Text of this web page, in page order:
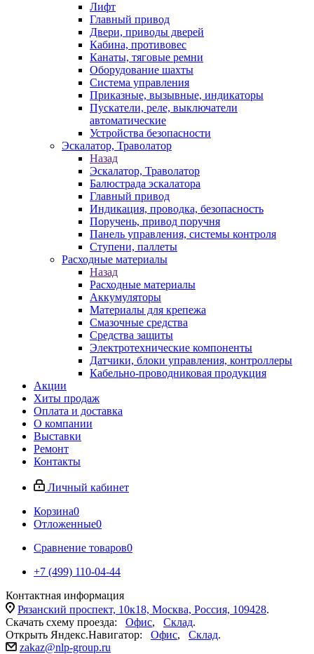
Лифт
Главный привод
Двери, приводы дверей
Кабина, противовес
Канаты, тяговые ремни
Оборудование шахты
Система управления
Приказные, вызывные, индикаторы
Пускатели, реле, выключатели
автоматические
Устройства безопасности
Эскалатор, Траволатор
Назад
Эскалатор, Траволатор
Балюстрада эскалатора
Главный привод
Индикация, проводка, безопасность
Поручень, привод поручня
Панель управления, системы контроля
Ступени, паллеты
Расходные материалы
Назад
Расходные материалы
Аккумуляторы
Материалы для крепежа
Смазочные средства
Средства защиты
Электротехнические компоненты
Датчики, блоки управления, контроллеры
Кабельно-проводниковая продукция
Акции
Хиты продаж
Оплата и доставка
О компании
Выставки
Ремонт
Контакты
Личный кабинет
Корзина0
Отложенные0
Сравнение товаров0
+7 (499) 110-04-44
Контактная информация
Рязанский проспект, 10к18, Москва, Россия, 109428.
Скачать схему проезда: Офис, Склад.
Открыть Яндекс.Навигатор: Офис, Склад.
zakaz@nlp-group.ru